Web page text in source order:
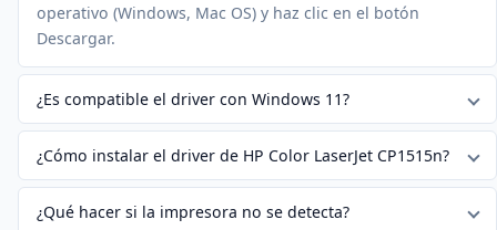
operativo (Windows, Mac OS) y haz clic en el botón
Descargar.
¿Es compatible el driver con Windows 11?
¿Cómo instalar el driver de HP Color LaserJet CP1515n?
¿Qué hacer si la impresora no se detecta?